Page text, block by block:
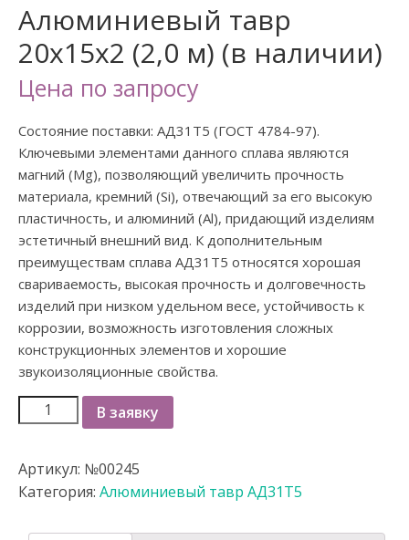
Алюминиевый тавр
20х15х2 (2,0 м) (в наличии)
Цена по запросу
Состояние поставки: АД31Т5 (ГОСТ 4784-97).
Ключевыми элементами данного сплава являются
магний (Mg), позволяющий увеличить прочность
материала, кремний (Si), отвечающий за его высокую
пластичность, и алюминий (Al), придающий изделиям
эстетичный внешний вид. К дополнительным
преимуществам сплава АД31Т5 относятся хорошая
свариваемость, высокая прочность и долговечность
изделий при низком удельном весе, устойчивость к
коррозии, возможность изготовления сложных
конструкционных элементов и хорошие
звукоизоляционные свойства.
В заявку
Артикул: №00245
Категория: Алюминиевый тавр АД31Т5